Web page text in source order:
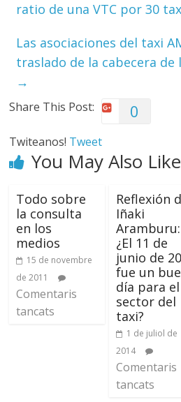
ratio de una VTC por 30
Las asociaciones del taxi
traslado de la cabecera de
→
Share This Post: 0
Twiteanos! Tweet
You May Also Like
Todo sobre
la consulta
en los
medios
15 de novembre
de 2011
Comentaris
tancats
Reflexión
Iñaki
Aramburu:
¿El 11 de
junio de
fue un
día para el
sector del
taxi?
1 de juliol de
2014
Comentaris
tancats